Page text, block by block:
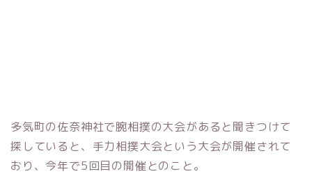
多気町の佐奈神社で腕相撲の大会があると聞きつけて
探していると、手力相撲大会という大会が開催されて
おり、今年で5回目の開催とのこと。